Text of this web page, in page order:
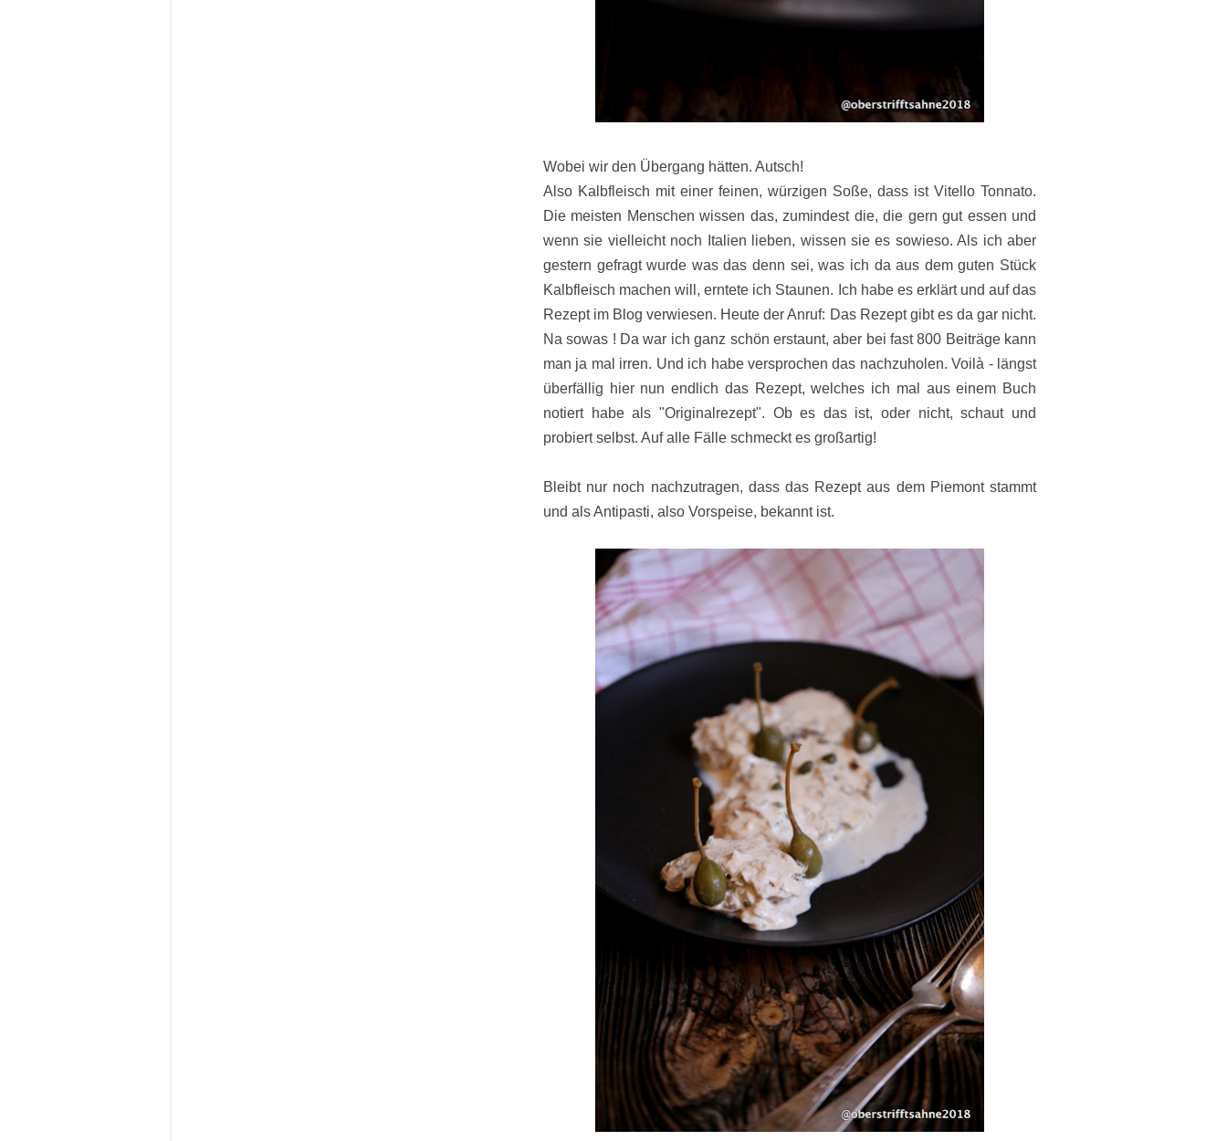
Wobei wir den Übergang hätten. Autsch!
Also Kalbfleisch mit einer feinen, würzigen Soße, dass ist Vitello Tonnato.
Die meisten Menschen wissen das, zumindest die, die gern gut essen und
wenn sie vielleicht noch Italien lieben, wissen sie es sowieso. Als ich aber
gestern gefragt wurde was das denn sei, was ich da aus dem guten Stück
Kalbfleisch machen will, erntete ich Staunen. Ich habe es erklärt und auf das
Rezept im Blog verwiesen. Heute der Anruf: Das Rezept gibt es da gar nicht.
Na sowas ! Da war ich ganz schön erstaunt, aber bei fast 800 Beiträge kann
man ja mal irren. Und ich habe versprochen das nachzuholen. Voilà - längst
überfällig hier nun endlich das Rezept, welches ich mal aus einem Buch
notiert habe als "Originalrezept". Ob es das ist, oder nicht, schaut und
probiert selbst. Auf alle Fälle schmeckt es großartig!
Bleibt nur noch nachzutragen, dass das Rezept aus dem Piemont stammt
und als Antipasti, also Vorspeise, bekannt ist.